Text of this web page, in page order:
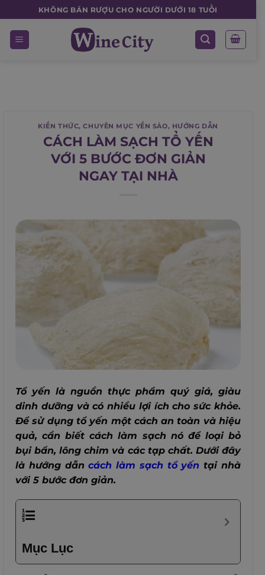
to
content
KHÔNG BÁN RƯỢU CHO NGƯỜI DƯỚI 18 TUỔI
KIẾN THỨC,CHUYÊN MỤC YẾN SÀO, HƯỚNG DẪN
CÁCH LÀM SẠCH TỔ YẾN
VỚI 5 BƯỚC ĐƠN GIẢN
NGAY TẠI NHÀ
Tổ yến là nguồn thực phẩm quý giá, giàu
dinh dưỡng và có nhiều lợi ích cho sức khỏe.
Để sử dụng tổ yến một cách an toàn và hiệu
quả, cần biết cách làm sạch nó để loại bỏ
bụi bẩn, lông chim và các tạp chất. Dưới đây
là hướng dẫncách làm sạch tổ yến tại nhà
với 5 bước đơn giản.
Mục Lục